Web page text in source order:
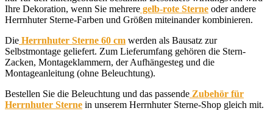
Ihre Dekoration, wenn Sie mehrere gelb-rote Sterne oder andere
Herrnhuter Sterne-Farben und Größen miteinander kombinieren.
Die Herrnhuter Sterne 60 cm werden als Bausatz zur
Selbstmontage geliefert. Zum Lieferumfang gehören die Stern-
Zacken, Montageklammern, der Aufhängesteg und die
Montageanleitung (ohne Beleuchtung).
Bestellen Sie die Beleuchtung und das passende Zubehör für
Herrnhuter Sterne in unserem Herrnhuter Sterne-Shop gleich mit.